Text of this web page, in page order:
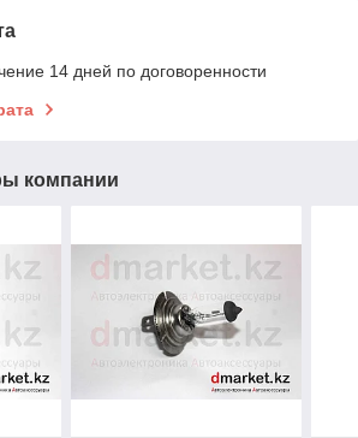
14 дней по договоренности
компании